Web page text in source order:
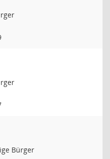
Bürger